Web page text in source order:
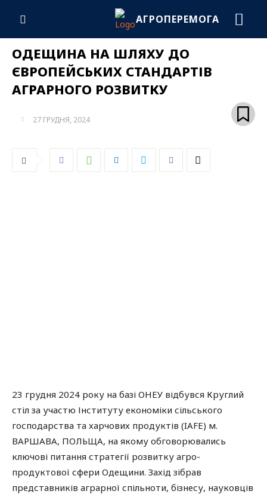
АГРОПЕРЕМОГА
ОДЕЩИНА НА ШЛЯХУ ДО
ЄВРОПЕЙСЬКИХ СТАНДАРТІВ
АГРАРНОГО РОЗВИТКУ
27 ГРУДНЯ, 2024
23 грудня 2024 року на базі ОНЕУ відбувся Круглий
стіл за участю Інституту економіки сільського
господарства та харчових продуктів (IAFE) м.
ВАРШАВА, ПОЛЬЩА, на якому обговорювались
ключові питання стратегії розвитку агро-
продуктової сфери Одещини. Захід зібрав
представників аграрної спільноти, бізнесу, науковців